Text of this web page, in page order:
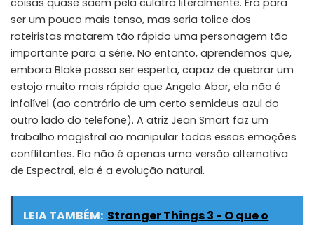
coisas quase saem pela culatra literalmente. Era para
ser um pouco mais tenso, mas seria tolice dos
roteiristas matarem tão rápido uma personagem tão
importante para a série. No entanto, aprendemos que,
embora Blake possa ser esperta, capaz de quebrar um
estojo muito mais rápido que Angela Abar, ela não é
infalível (ao contrário de um certo semideus azul do
outro lado do telefone). A atriz Jean Smart faz um
trabalho magistral ao manipular todas essas emoções
conflitantes. Ela não é apenas uma versão alternativa
de Espectral, ela é a evolução natural.
LEIA TAMBÉM: Stranger Things 3 - O que o